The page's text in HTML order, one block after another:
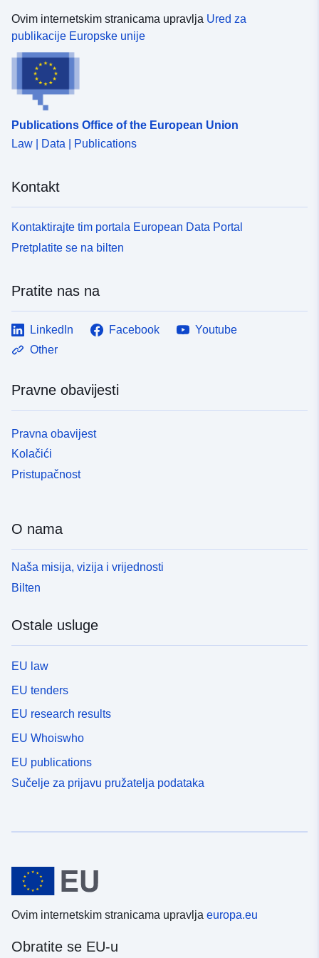
Ovim internetskim stranicama upravlja Ured za
publikacije Europske unije
Publications Office of the European Union
Law | Data | Publications
Kontakt
Kontaktirajte tim portala European Data Portal
Pretplatite se na bilten
Pratite nas na
LinkedIn Facebook
Youtube
Other
Pravne obavijesti
Pravna obavijest
Kolačići
Pristupačnost
O nama
Naša misija, vizija i vrijednosti
Bilten
Ostale usluge
EU law
EU tenders
EU research results
EU Whoiswho
EU publications
Sučelje za prijavu pružatelja podataka
Ovim internetskim stranicama upravlja europa.eu
Obratite se EU-u